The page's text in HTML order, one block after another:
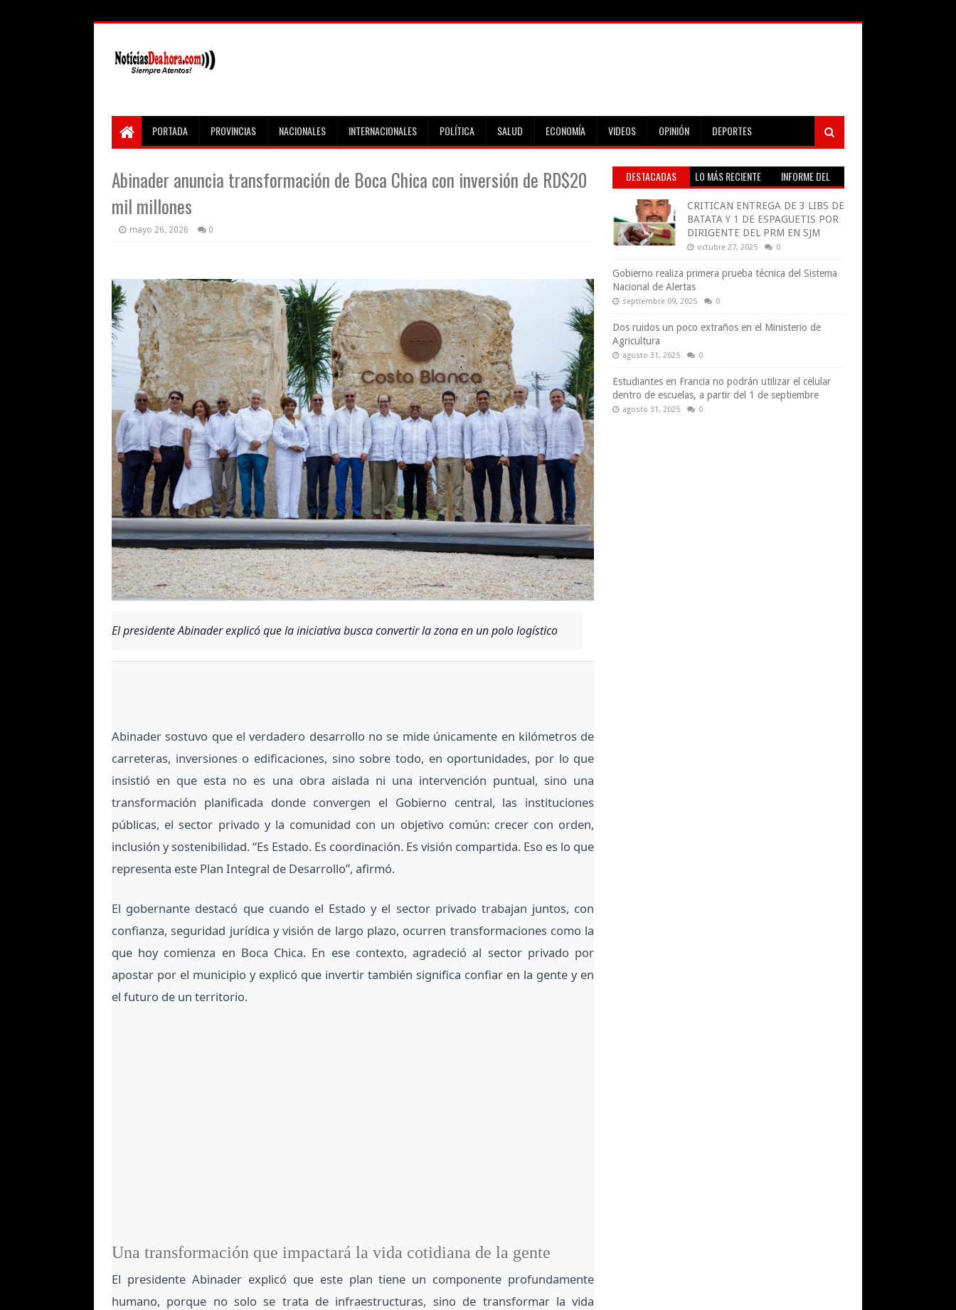
PORTADA PROVINCIAS NACIONALES INTERNACIONALES POLÍTICA SALUD ECONOMÍA VIDEOS OPINIÓN DEPORTES
Abinader anuncia transformación de Boca Chica con inversión de RD$20
mil millones
mayo 26, 2026 0
El presidente Abinader explicó que la iniciativa busca convertir la zona en un polo logístico
Abinader sostuvo que el verdadero desarrollo no se mide únicamente en kilómetros de
carreteras, inversiones o edificaciones, sino sobre todo, en oportunidades, por lo que
insistió en que esta no es una obra aislada ni una intervención puntual, sino una
transformación planificada donde convergen el Gobierno central, las instituciones
públicas, el sector privado y la comunidad con un objetivo común: crecer con orden,
inclusión y sostenibilidad. “Es Estado. Es coordinación. Es visión compartida. Eso es lo que
representa este Plan Integral de Desarrollo”, afirmó.
El gobernante destacó que cuando el Estado y el sector privado trabajan juntos, con
confianza, seguridad jurídica y visión de largo plazo, ocurren transformaciones como la
que hoy comienza en Boca Chica. En ese contexto, agradeció al sector privado por
apostar por el municipio y explicó que invertir también significa confiar en la gente y en
el futuro de un territorio.
Una transformación que impactará la vida cotidiana de la gente
El presidente Abinader explicó que este plan tiene un componente profundamente
humano, porque no solo se trata de infraestructuras, sino de transformar la vida
DESTACADAS LO MÁS RECIENTE
INFORME DEL
CRITICAN ENTREGA DE 3 LIBS DE
BATATA Y 1 DE ESPAGUETIS POR
DIRIGENTE DEL PRM EN SJM
octubre 27, 2025 0
Gobierno realiza primera prueba técnica del Sistema
Nacional de Alertas
septiembre 09, 2025 0
Dos ruidos un poco extraños en el Ministerio de
Agricultura
agosto 31, 2025 0
Estudiantes en Francia no podrán utilizar el celular
dentro de escuelas, a partir del 1 de septiembre
agosto 31, 2025 0